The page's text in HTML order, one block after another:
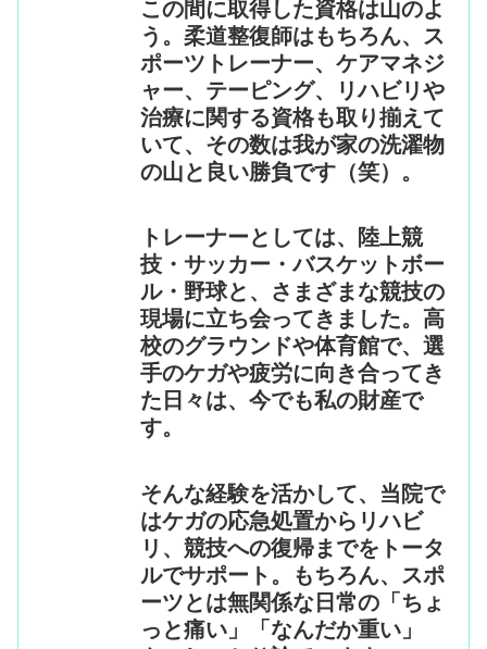
この間に取得した資格は山のよ
う。柔道整復師はもちろん、ス
ポーツトレーナー、ケアマネジ
ャー、テーピング、リハビリや
治療に関する資格も取り揃えて
いて、その数は我が家の洗濯物
の山と良い勝負です（笑）。
トレーナーとしては、陸上競
技・サッカー・バスケットボー
ル・野球と、さまざまな競技の
現場に立ち会ってきました。高
校のグラウンドや体育館で、選
手のケガや疲労に向き合ってき
た日々は、今でも私の財産で
す。
そんな経験を活かして、当院で
はケガの応急処置からリハビ
リ、競技への復帰までをトータ
ルでサポート。もちろん、スポ
ーツとは無関係な日常の「ちょ
っと痛い」「なんだか重い」